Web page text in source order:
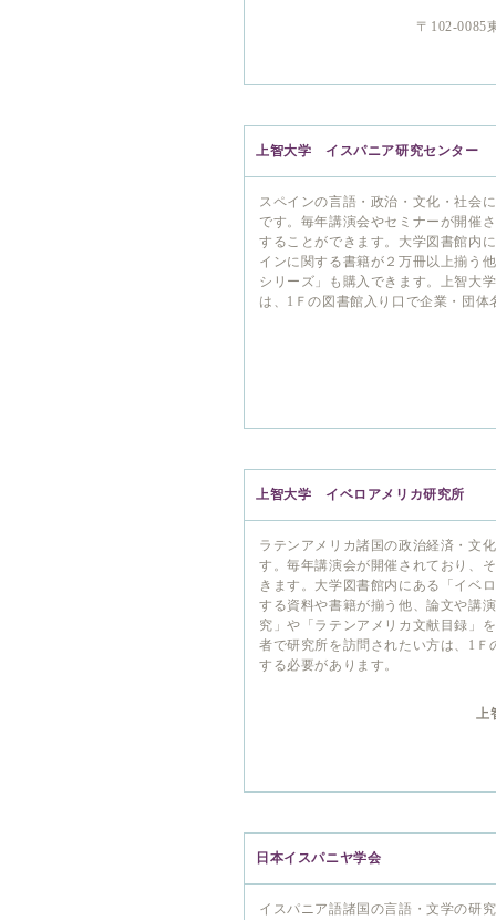
〒102-0085
上智大学 イスパニア研究センター
スペインの言語・政治・文化・社会
です。毎年講演会やセミナーが開催
することができます。大学図書館内
インに関する書籍が２万冊以上揃う
シリーズ」も購入できます。上智大
は、1Ｆの図書館入り口で企業・団
上智大学 イベロアメリカ研究所
ラテンアメリカ諸国の政治経済・文
す。毎年講演会が開催されており、
きます。大学図書館内にある「イベ
する資料や書籍が揃う他、論文や講
究」や「ラテンアメリカ文献目録」
者で研究所を訪問されたい方は、1
する必要があります。
上
日本イスパニヤ学会
イスパニア語諸国の言語・文学の研